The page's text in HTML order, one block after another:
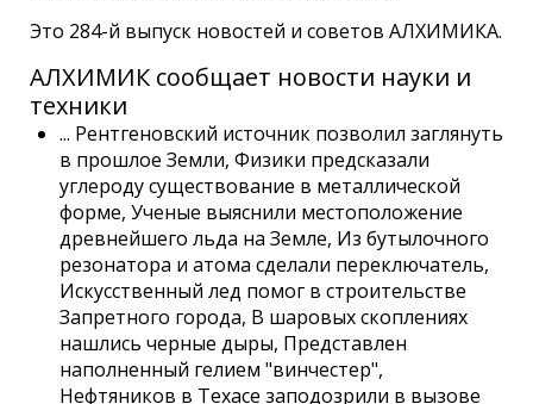
Это 284-й выпуск новостей и советов АЛХИМИКА.
АЛХИМИК сообщает новости науки и
техники
... Рентгеновский источник позволил заглянуть
в прошлое Земли, Физики предсказали
углероду существование в металлической
форме, Ученые выяснили местоположение
древнейшего льда на Земле, Из бутылочного
резонатора и атома сделали переключатель,
Искусственный лед помог в строительстве
Запретного города, В шаровых скоплениях
нашлись черные дыры, Представлен
наполненный гелием "винчестер",
Нефтяников в Техасе заподозрили в вызове